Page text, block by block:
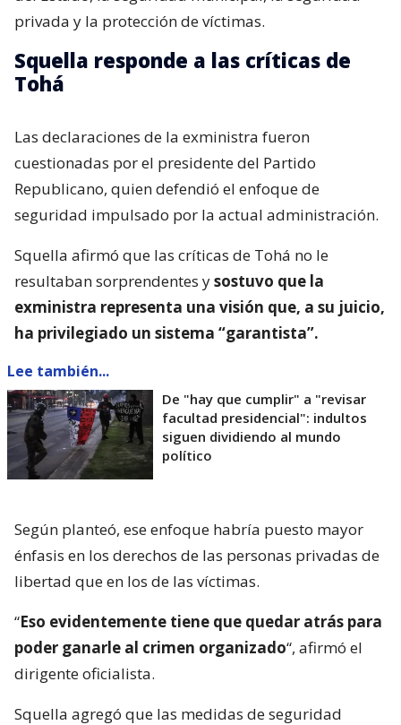
privada y la protección de víctimas.
Squella responde a las críticas de
Tohá
Las declaraciones de la exministra fueron
cuestionadas por el presidente del Partido
Republicano, quien defendió el enfoque de
seguridad impulsado por la actual administración.
Squella afirmó que las críticas de Tohá no le
resultaban sorprendentes ysostuvo que la
exministra representa una visión que, a su juicio,
ha privilegiado un sistema “garantista”.
Lee también...
De "hay que cumplir" a "revisar
facultad presidencial": indultos
siguen dividiendo al mundo
político
Según planteó, ese enfoque habría puesto mayor
énfasis en los derechos de las personas privadas de
libertad que en los de las víctimas.
“Eso evidentemente tiene que quedar atrás para
poder ganarle al crimen organizado“, afirmó el
dirigente oficialista.
Squella agregó que las medidas de seguridad